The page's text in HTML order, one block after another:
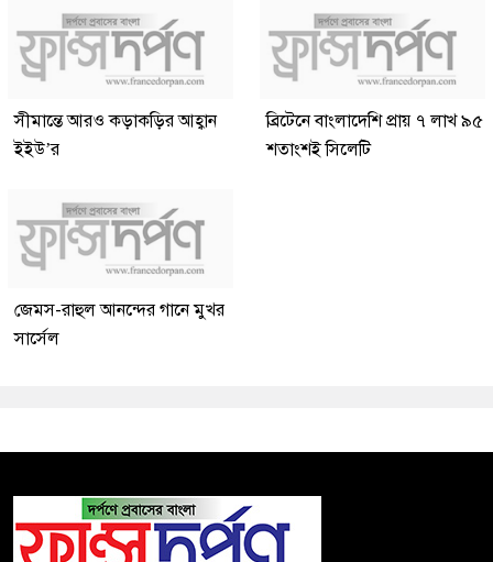
সীমান্তে আরও কড়াকড়ির আহ্বান
ইইউ’র
ব্রিটেনে বাংলাদেশি প্রায় ৭ লাখ ৯৫
শতাংশই সিলেটি
জেমস-রাহুল আনন্দের গানে মুখর
সার্সেল